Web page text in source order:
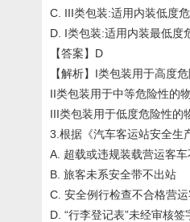
C. III类包装:适用内装低度
D. I类包装:适用内装最低度
【答案】D
【解析】I类包装用于高度
II类包装用于中等危险性的
III类包装用于低度危险性的
3.根据《汽车客运站安全生
A. 超载或违规装载营运客
B. 旅客未系安全带不出站
C. 安全例行检查不合格营
D. “行李登记表”未经审核签